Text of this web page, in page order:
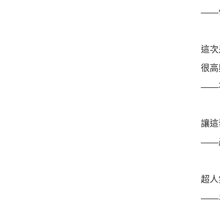
——
這
很高
——
讓
——
超
——